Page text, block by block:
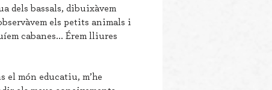
dels bassals, dibuixàvem
els petits animals i
cabanes... Érem lliures
el món educatiu, m’he